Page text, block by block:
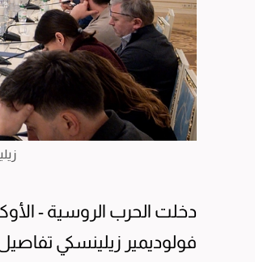
دخلت الحرب الروسية -
فولوديمير زيلينسكي